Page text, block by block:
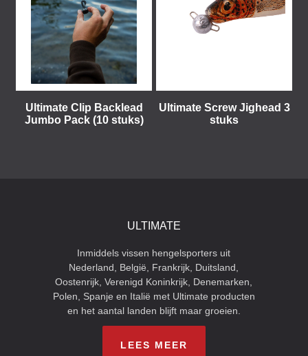
Ultimate Clip Backlead
Jumbo Pack (10 stuks)
Ultimate Screw Jighead 3
stuks
ULTIMATE
Inmiddels vissen hengelsporters uit
Nederland, België, Frankrijk, Duitsland,
Oostenrijk, Verenigd Koninkrijk, Denemarken,
Polen, Spanje en Italië met Ultimate producten
en het aantal landen blijft maar groeien.
LEES MEER